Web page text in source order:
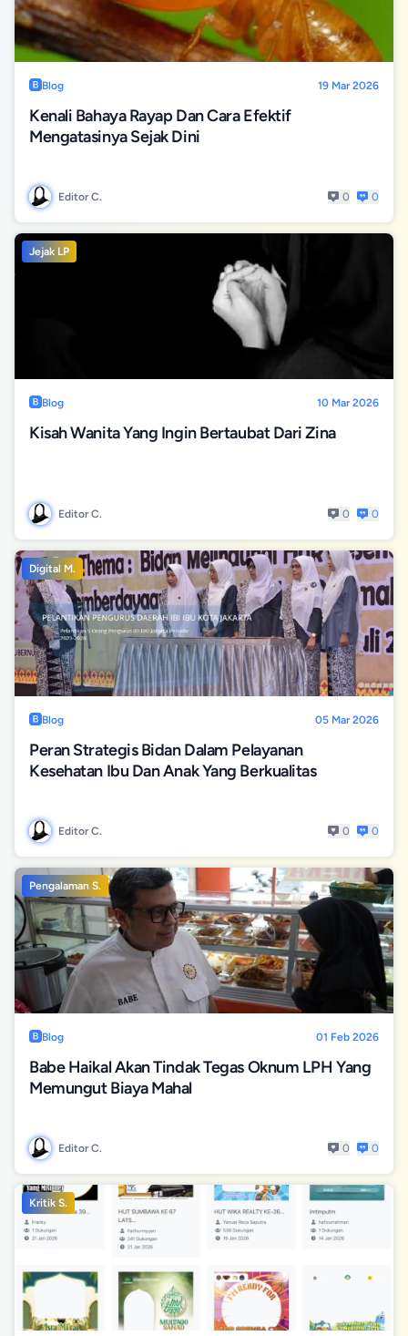
Blog 19 Mar 2026
Kenali Bahaya Rayap Dan Cara Efektif
Mengatasinya Sejak Dini
Editor C. 0 0
Jejak LP
Blog 10 Mar 2026
Kisah Wanita Yang Ingin Bertaubat Dari Zina
Editor C. 0 0
Digital M.
Blog 05 Mar 2026
Peran Strategis Bidan Dalam Pelayanan
Kesehatan Ibu Dan Anak Yang Berkualitas
Editor C. 0 0
Pengalaman S.
Blog 01 Feb 2026
Babe Haikal Akan Tindak Tegas Oknum LPH Yang
Memungut Biaya Mahal
Editor C. 0 0
Kritik S.